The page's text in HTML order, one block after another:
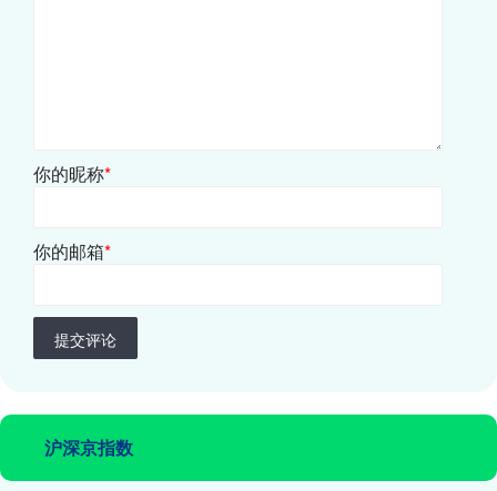
你的昵称*
你的邮箱*
提交评论
沪深京指数